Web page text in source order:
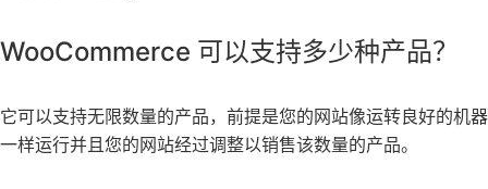
WooCommerce 可以支持多少种产品？
它可以支持无限数量的产品，前提是您的网站像运转良好的机器
一样运行并且您的网站经过调整以销售该数量的产品。